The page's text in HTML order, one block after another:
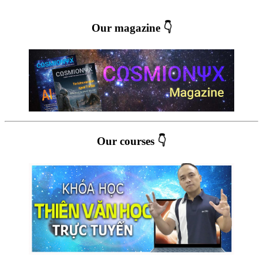
Our magazine 👇
Our courses 👇